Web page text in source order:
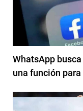
WhatsApp
una función